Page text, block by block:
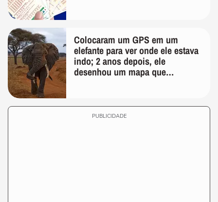
Colocaram um GPS em um
elefante para ver onde ele estava
indo; 2 anos depois, ele
desenhou um mapa que
PUBLICIDADE